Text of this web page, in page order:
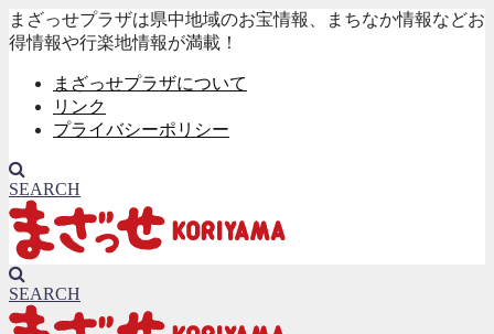
まざっせプラザは県中地域のお宝情報、まちなか情報などお
得情報や行楽地情報が満載！
まざっせプラザについて
リンク
プライバシーポリシー
SEARCH
SEARCH